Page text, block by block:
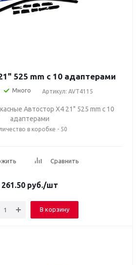
525 mm c 10 адаптерами
Много Артикул: AVT4115
Автостор Х4 21" 525 mm c 10
адаптерами
в коробке - 50
Сравнить
261.50 руб./шт
В корзину